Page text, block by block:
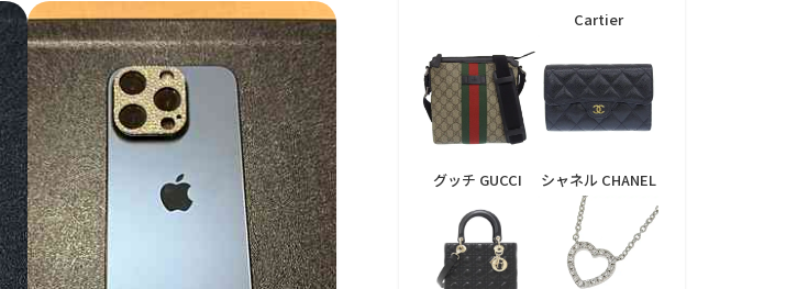
Cartier
グッチ GUCCI シャネル CHANEL